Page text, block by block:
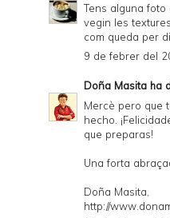
Tens alguna
vegin les
com queda per
9 de febrer del
Doña Masita ha
Mercè pero que
hecho.
que preparas!
Una forta
Doña Masita,
http://